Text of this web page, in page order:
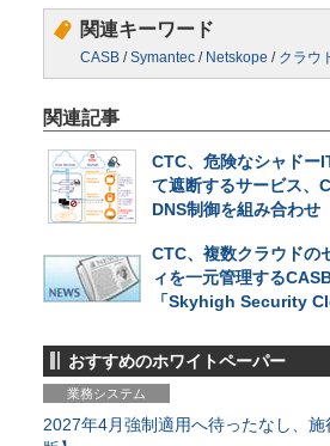
関連キーワード
CASB /Symantec / Netskope / クラウ
関連記事
CTC、危険なシャドー
て遮断するサービス、
DNS制御を組み合わせ
CTC、複数クラウドの
ィを一元管理する
「Skyhigh Security
おすすめのホワイトペーパー
業務システム
2027年4月強制適用へ待ったなし、